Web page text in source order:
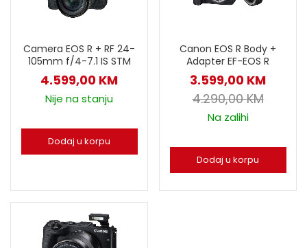
Camera EOS R + RF 24-
105mm f/4-7.1 IS STM
4.599,00 KM
Nije na stanju
Dodaj u korpu
Canon EOS R Body +
Adapter EF-EOS R
3.599,00 KM
4.290,00KM
Na zalihi
Dodaj u korpu